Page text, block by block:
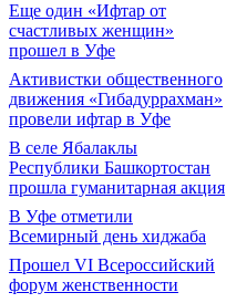
Еще один «Ифтар от
счастливых женщин»
прошел в Уфе
Активистки общественного
движения «Гибадуррахман»
провели ифтар в Уфе
В селе Ябалаклы
Республики Башкортостан
прошла гуманитарная акция
В Уфе отметили
Всемирный день хиджаба
Прошел VI Всероссийский
форум женственности